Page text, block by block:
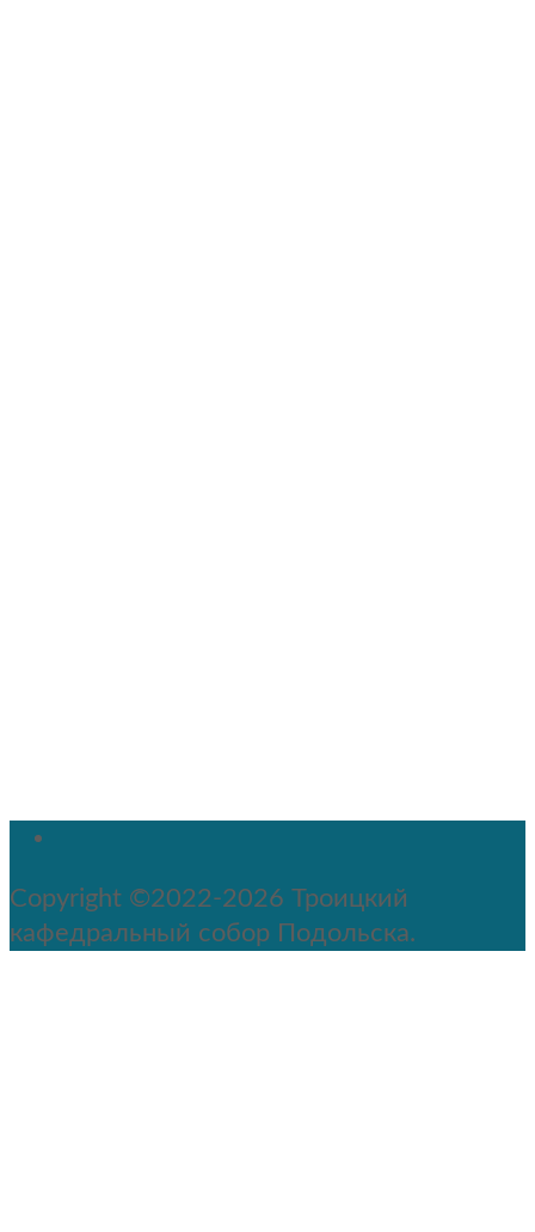
Copyright ©2022-2026 Троицкий
кафедральный собор Подольска.